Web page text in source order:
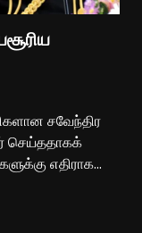
சவேந்திர
செய்ததாகக்
எதிராக...